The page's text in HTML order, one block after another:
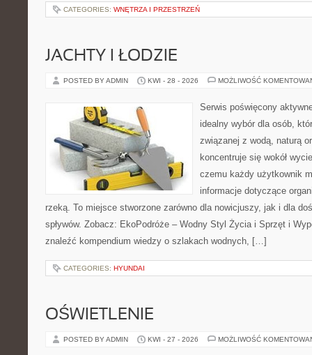
CATEGORIES: WNĘTRZA I PRZESTRZEŃ
JACHTY I ŁODZIE
POSTED BY ADMIN KWI - 28 - 2026 MOŻLIWOŚĆ
Serwis poświęcony
idealny wybór dla osób,
związanej z wodą, naturą
koncentruje się wokół
czemu każdy użytkownik
informacje dotyczące
rzeką. To miejsce stworzone zarówno dla nowicjuszy, jak i dla
spływów. Zobacz: EkoPodróże – Wodny Styl Życia i Sprzęt i
znaleźć kompendium wiedzy o szlakach wodnych, […]
CATEGORIES: HYUNDAI
OŚWIETLENIE
POSTED BY ADMIN KWI - 27 - 2026 MOŻLIWOŚĆ